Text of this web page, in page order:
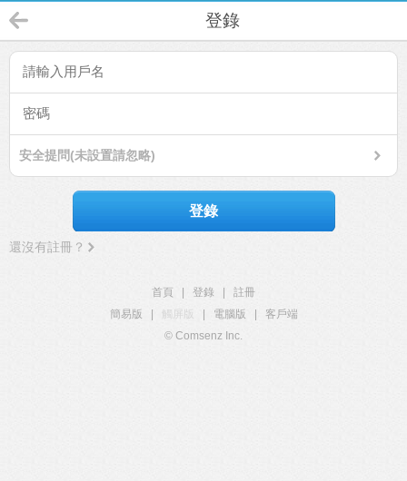
登錄
安全提問(未設置請忽略)
登錄
還沒有註冊？
首頁 登錄
註冊
簡易版
觸屏版 電腦版
客戶端
© Comsenz Inc.